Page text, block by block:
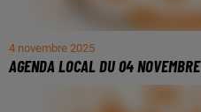
4 novembre 2025
AGENDA LOCAL DU 04 NOVEMBRE